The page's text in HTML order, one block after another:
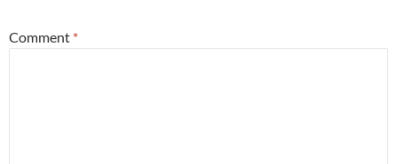
Comment *